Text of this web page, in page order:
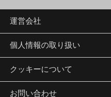
運営会社
個人情報の取り扱い
クッキーについて
お問い合わせ